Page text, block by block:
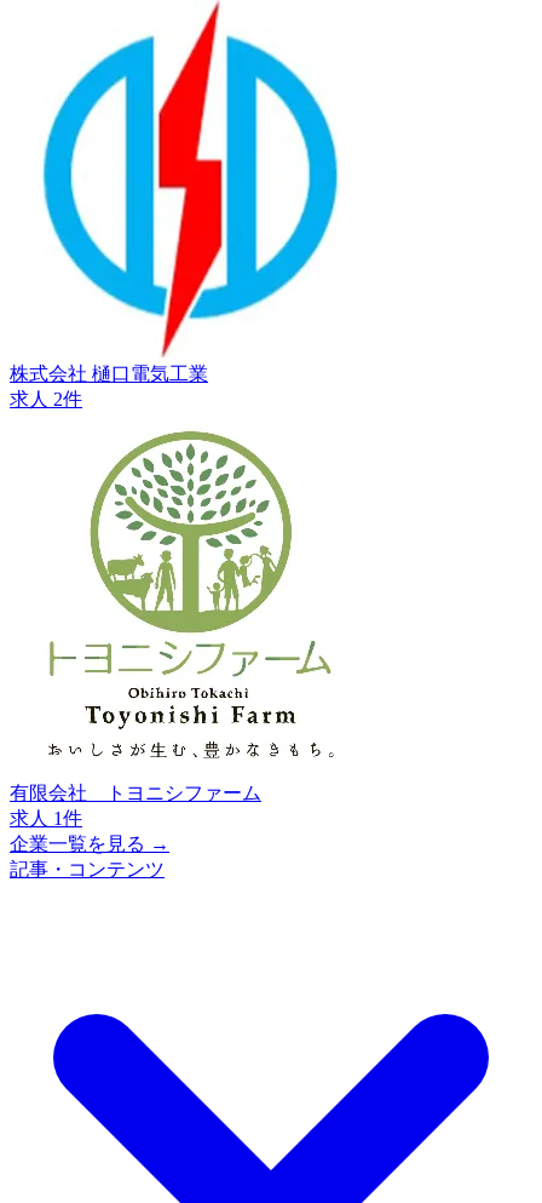
株式会社 樋口電気工業
求人 2件
有限会社 トヨニシファーム
求人 1件
企業一覧を見る →
記事・コンテンツ